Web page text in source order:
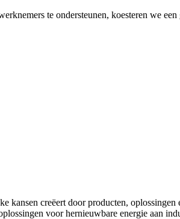
te ondersteunen, koesteren we een
kansen creëert door producten,
voor hernieuwbare energie aan